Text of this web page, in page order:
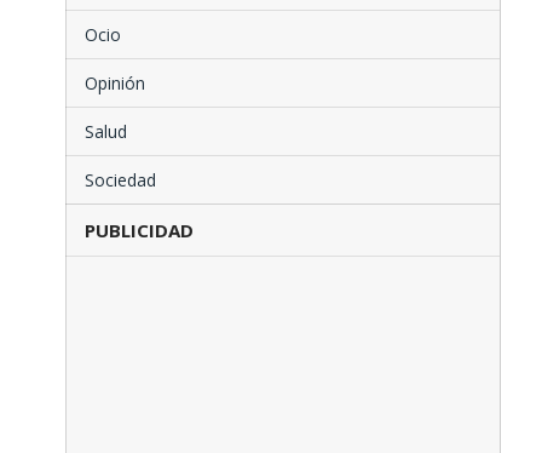
Ocio
Opinión
Salud
Sociedad
PUBLICIDAD